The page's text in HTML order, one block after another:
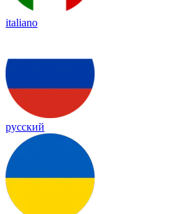
italiano
русский